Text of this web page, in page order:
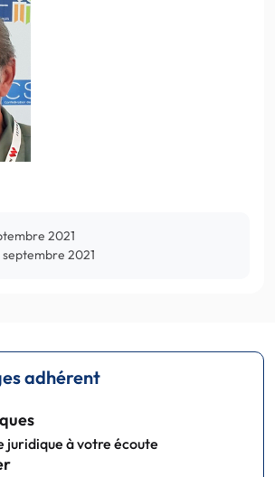
2021
septembre 2021
adhérent
juridique à votre écoute